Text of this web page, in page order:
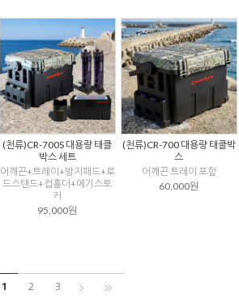
(천류)CR-700S 대용량 태클
박스 세트
어깨끈+트레이+방지패드+로
드스탠드+컵홀더+에기스토
커
95,000원
(천류)CR-700 대용량 태클박
스
어깨끈 트레이 포함
60,000원
1 2 3